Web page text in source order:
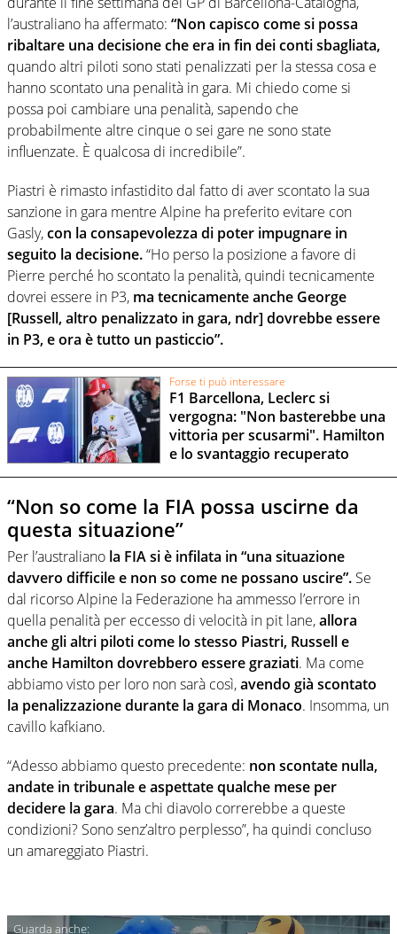
l’australiano ha affermato: “Non capisco come si possa
ribaltare una decisione che era in fin dei conti sbagliata,
quando altri piloti sono stati penalizzati per la stessa cosa e
hanno scontato una penalità in gara. Mi chiedo come si
possa poi cambiare una penalità, sapendo che
probabilmente altre cinque o sei gare ne sono state
influenzate. È qualcosa di incredibile”.
Piastri è rimasto infastidito dal fatto di aver scontato la sua
sanzione in gara mentre Alpine ha preferito evitare con
Gasly,con la consapevolezza di poter impugnare in
seguito la decisione.“Ho perso la posizione a favore di
Pierre perché ho scontato la penalità, quindi tecnicamente
dovrei essere in P3, ma tecnicamente anche George
[Russell, altro penalizzato in gara, ndr] dovrebbe essere
in P3, e ora è tutto un pasticcio”.
Forse ti può interessare
F1 Barcellona, Leclerc si
vergogna: "Non basterebbe una
vittoria per scusarmi". Hamilton
e lo svantaggio recuperato
“Non so come la FIA possa uscirne da
questa situazione”
Per l’australiano la FIA si è infilata in “una situazione
davvero difficile e non so come ne possano uscire”. Se
dal ricorso Alpine la Federazione ha ammesso l’errore in
quella penalità per eccesso di velocità in pit lane,allora
anche gli altri piloti come lo stesso Piastri, Russell e
anche Hamilton dovrebbero essere graziati. Ma come
abbiamo visto per loro non sarà così,avendo già scontato
la penalizzazione durante la gara di Monaco. Insomma, un
cavillo kafkiano.
“Adesso abbiamo questo precedente: non scontate nulla,
andate in tribunale e aspettate qualche mese per
decidere la gara. Ma chi diavolo correrebbe a queste
condizioni? Sono senz’altro perplesso”, ha quindi concluso
un amareggiato Piastri.